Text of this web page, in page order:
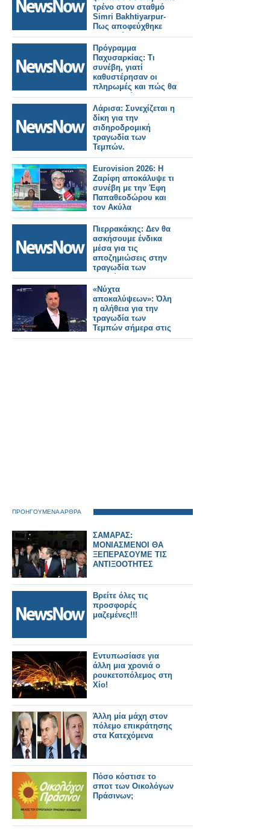
τρένο στον σταθμό
Simri Bakhtiyarpur-
Πως αποφεύχθηκε
τραγωδία.
Πρόγραμμα
Παχυσαρκίας: Τι
συνέβη, γιατί
καθυστέρησαν οι
πληρωμές και πώς θα
συνεχιστεί
Λάρισα: Συνεχίζεται η
δίκη για την
σιδηροδρομική
τραγωδία των
Τεμπών.
Eurovision 2026: Η
Ζαρίφη αποκάλυψε τι
συνέβη με την Έφη
Παπαθεοδώρου και
τον Ακύλα
Πιερρακάκης: Δεν θα
ασκήσουμε ένδικα
μέσα για τις
αποζημιώσεις στην
τραγωδία των
Τεμπών.
«Νύχτα
αποκαλύψεων»: Όλη
η αλήθεια για την
τραγωδία των
Τεμπών σήμερα στις
24:00 στον ΑΝΤ1
ΠΡΟΗΓΟΥΜΕΝΑ ΑΡΘΡΑ
ΣΑΜΑΡΑΣ:
ΜΟΝΙΑΣΜΕΝΟΙ ΘΑ
ΞΕΠΕΡΑΣΟΥΜΕ ΤΙΣ
ΑΝΤΙΞΟΟΤΗΤΕΣ
Βρείτε όλες τις
προσφορές
μαζεμένες!!!
Εντυπωσίασε για
άλλη μια χρονιά ο
ρουκετοπόλεμος στη
Χίο!
Άλλη μία μάχη στον
πόλεμο επικράτησης
στα Κατεχόμενα
Πόσο κόστισε το
σποτ των Οικολόγων
Πράσινων;